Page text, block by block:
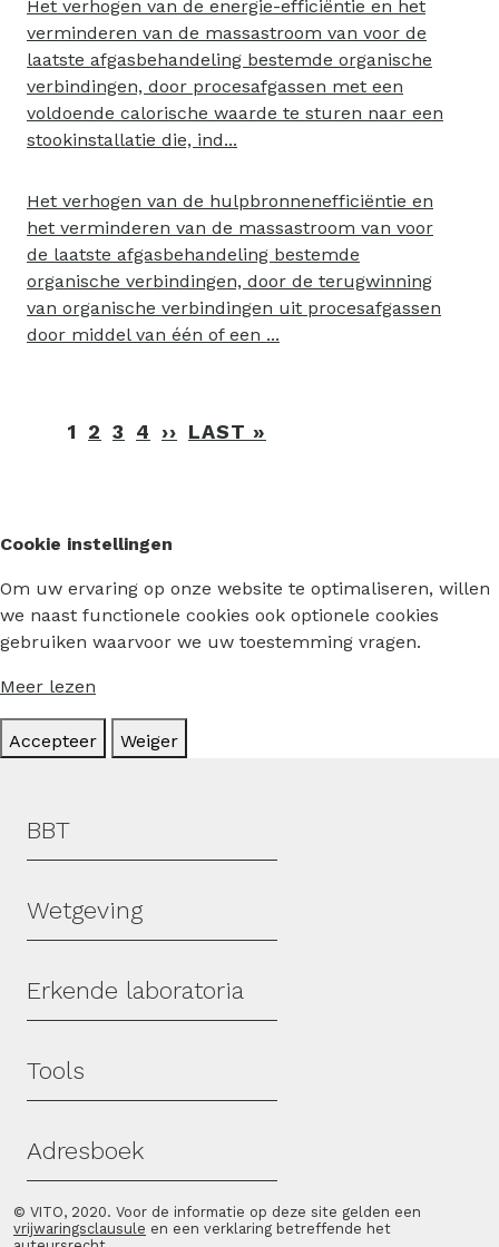
Het verhogen van de energie-efficiëntie en het
verminderen van de massastroom van voor de
laatste afgasbehandeling bestemde organische
verbindingen, door procesafgassen met een
voldoende calorische waarde te sturen naar een
stookinstallatie die, ind...
Het verhogen van de hulpbronnenefficiëntie en
het verminderen van de massastroom van voor
de laatste afgasbehandeling bestemde
organische verbindingen, door de terugwinning
van organische verbindingen uit procesafgassen
door middel van één of een ...
Paginering
1 2 3 4 ›› VOLGENDE
LAST »
Cookie instellingen
Om uw ervaring op onze website te optimaliseren, willen
we naast functionele cookies ook optionele cookies
gebruiken waarvoor we uw toestemming vragen.
Meer lezen
Accepteer Weiger
Hoofdmenu
BBT
Wetgeving
Erkende laboratoria
Tools
Adresboek
© VITO, 2020. Voor de informatie op deze site gelden een
vrijwaringsclausule en een verklaring betreffende het